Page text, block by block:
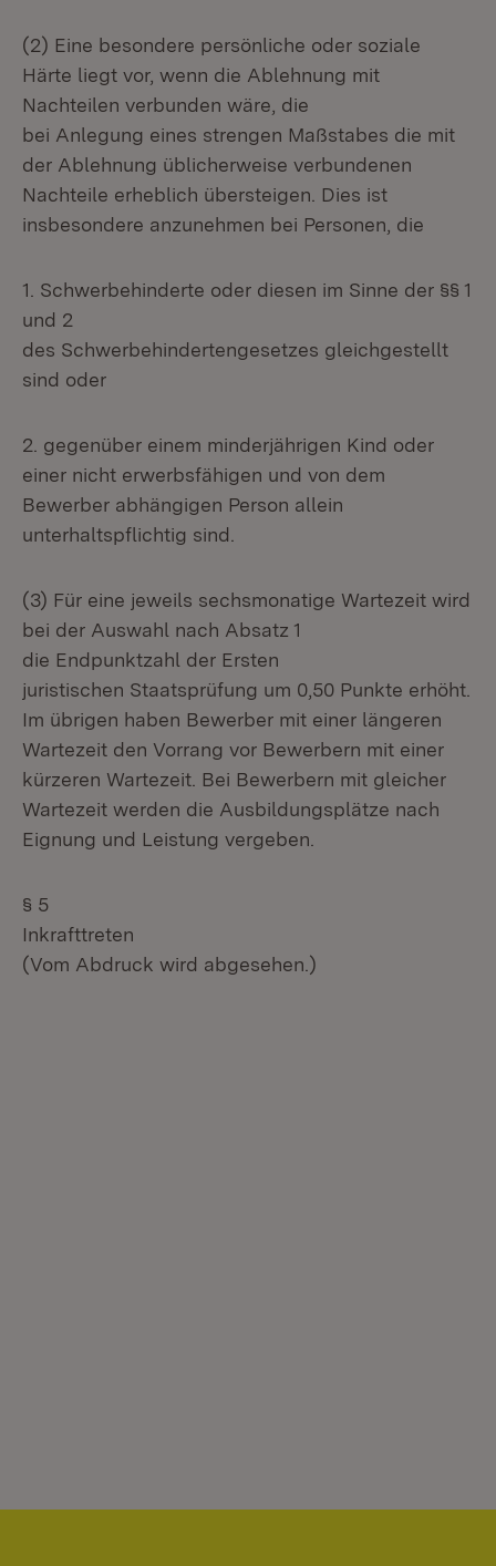
(2) Eine besondere persönliche oder soziale
Härte liegt vor, wenn die Ablehnung mit
Nachteilen verbunden wäre, die
bei Anlegung eines strengen Maßstabes die mit
der Ablehnung üblicherweise verbundenen
Nachteile erheblich übersteigen. Dies ist
insbesondere anzunehmen bei Personen, die
1. Schwerbehinderte oder diesen im Sinne der §§ 1
und 2
des Schwerbehindertengesetzes gleichgestellt
sind oder
2. gegenüber einem minderjährigen Kind oder
einer nicht erwerbsfähigen und von dem
Bewerber abhängigen Person allein
unterhaltspflichtig sind.
(3) Für eine jeweils sechsmonatige Wartezeit wird
bei der Auswahl nach Absatz 1
die Endpunktzahl der Ersten
juristischen Staatsprüfung um 0,50 Punkte erhöht.
Im übrigen haben Bewerber mit einer längeren
Wartezeit den Vorrang vor Bewerbern mit einer
kürzeren Wartezeit. Bei Bewerbern mit gleicher
Wartezeit werden die Ausbildungsplätze nach
Eignung und Leistung vergeben.
§ 5
Inkrafttreten
(Vom Abdruck wird abgesehen.)